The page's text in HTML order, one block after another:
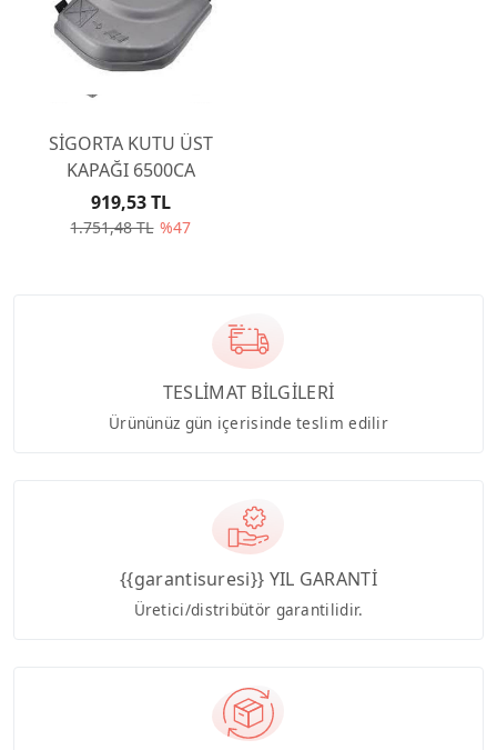
SİGORTA KUTU ÜST
KAPAĞI 6500CA
1.751,48 TL %47
919,53 TL
TESLİMAT BİLGİLERİ
Ürününüz gün içerisinde teslim edilir
{{garantisuresi}} YIL GARANTİ
Üretici/distribütör garantilidir.